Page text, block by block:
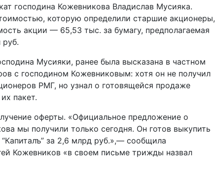
господина Кожевникова Владислав Мусияка.
которую определили старшие акционеры,
акции — 65,53 тыс. за бумагу, предполагаемая
Мусияки, ранее была высказана в частном
с господином Кожевниковым: хотя он не получил
РМГ, но узнал о готовящейся продаже
пакет.
оферты. «Официальное предложение о
мы получили только сегодня. Он готов выкупить
за 2,6 млрд руб.»,— сообщила
Кожевников «в своем письме трижды назвал